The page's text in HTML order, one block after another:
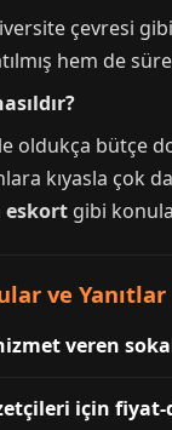
çevresi
hem de
oldukça bütçe
kıyasla çok
eskort gibi
ve Yanıtlar
veren
için